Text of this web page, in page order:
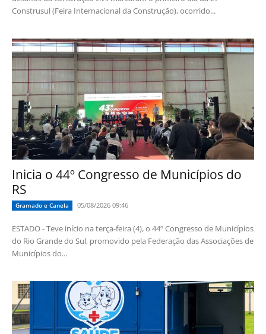
Construsul (Feira Internacional da Construção), ocorrido...
Inicia o 44º Congresso de Municípios do
RS
Gramado e Canela 05/08/2026 09:46
ESTADO - Teve início na terça-feira (4), o 44º Congresso de Municípios
do Rio Grande do Sul, promovido pela Federação das Associações de
Municípios do...